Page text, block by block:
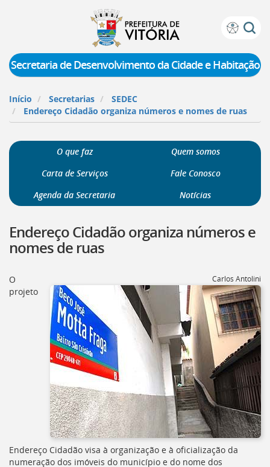
Prefeitura
Vitória
teclado:
para
a
página
acessibilidade
para
página
do
Ir
Serviços
secretarias
[]
Ir
Secretaria de Desenvolvimento da Cidade e Habitação
Início Secretarias
SEDEC
Endereço Cidadão organiza números e nomes de ruas
O que faz
Quem somos
Carta de Serviços
Fale Conosco
Agenda da Secretaria
Notícias
Endereço Cidadão organiza números e
nomes de ruas
Carlos Antolini
O
projeto
Endereço Cidadão visa à organização e à oficialização da
numeração dos imóveis do município e do nome dos